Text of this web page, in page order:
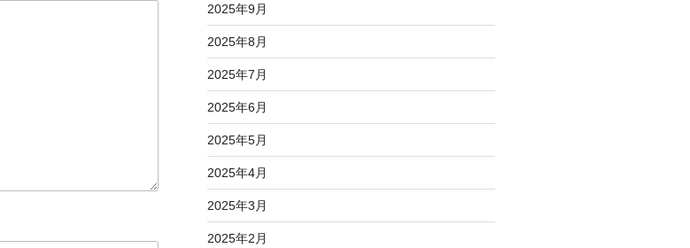
2025年9月
2025年8月
2025年7月
2025年6月
2025年5月
2025年4月
2025年3月
2025年2月